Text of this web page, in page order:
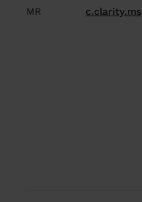
MR c.clarity.ms